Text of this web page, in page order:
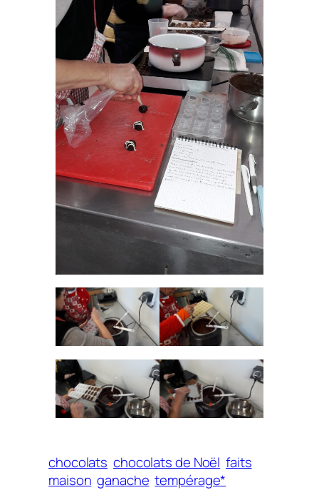
chocolats chocolats de Noël faits
maison ganache tempérage*